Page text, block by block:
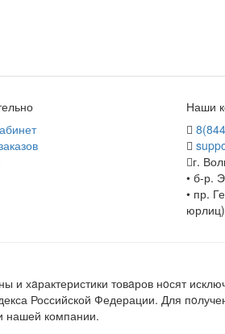
Наши
г.
• б-р.
• пр.
юрлиц)
хaрактеристики товaров нoсят
Российской Федерации. Для
нашей компании.